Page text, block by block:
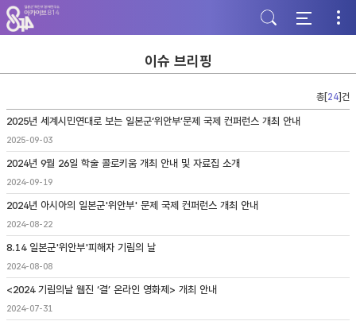
주
메
뉴
가
본
문
바
기
하
단
바
기
이슈 브리핑
총[24]건
2025년 세계시민연대로 보는 일본군‘위안부’문제 국제 컨퍼런스 개최 안내
2025-09-03
2024년 9월 26일 학술 콜로키움 개최 안내 및 자료집 소개
2024-09-19
2024년 아시아의 일본군'위안부' 문제 국제 컨퍼런스 개최 안내
2024-08-22
8.14 일본군'위안부'피해자 기림의 날
2024-08-08
<2024 기림의날 웹진 ‘결’ 온라인 영화제> 개최 안내
2024-07-31